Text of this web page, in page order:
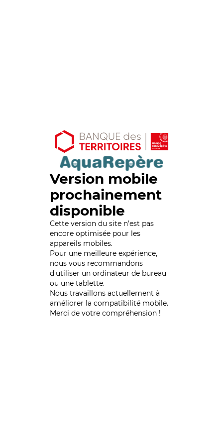
Version mobile
prochainement
disponible
Cette version du site n’est pas
encore optimisée pour les
appareils mobiles.
Pour une meilleure expérience,
nous vous recommandons
d'utiliser un ordinateur de bureau
ou une tablette.
Nous travaillons actuellement à
améliorer la compatibilité mobile.
Merci de votre compréhension !